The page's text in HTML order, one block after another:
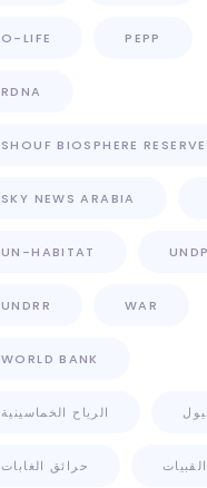
O-LIFE PEPP
RDNA
SHOUF BIOSPHERE RESERVE
SKY NEWS ARABIA
UN-HABITAT UNDP
UNDRR WAR
WORLD BANK
الرياح الخماسينية
حرائق الغابات